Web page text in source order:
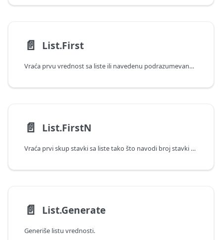
📄️ List.First
Vraća prvu vrednost sa liste ili navedenu podrazumevanu vrednost ako je lista prazna.
📄️ List.FirstN
Vraća prvi skup stavki sa liste tako što navodi broj stavki koje treba vratiti ili kvalifikujući uslov.
📄️ List.Generate
Generiše listu vrednosti.